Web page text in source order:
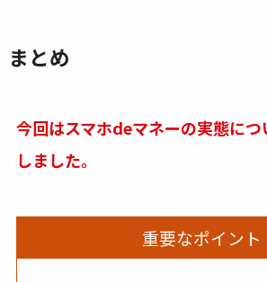
まとめ
今回はスマホdeマネーの実態に
しました。
重要なポイント